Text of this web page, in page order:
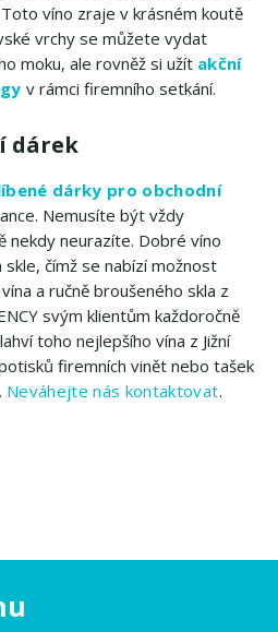
víno zraje v krásném koutě
vrchy se můžete vydat
moku, ale rovněž si užít akční
v rámci firemního setkání.
dárek
dárky pro obchodní
Nemusíte být vždy
nekdy neurazíte. Dobré víno
čímž se nabízí možnost
a ručně broušeného skla z
svým klientům každoročně
toho nejlepšího vína z Jižní
firemních vinět nebo tašek
Neváhejte nás kontaktovat.